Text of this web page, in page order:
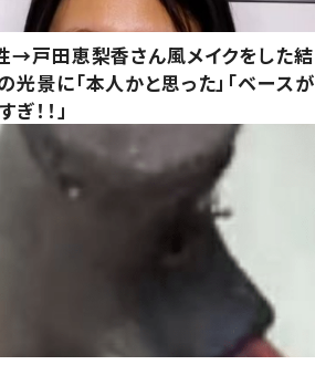
→戸田恵梨香さん風メイクをした結
景に「本人かと思った」「ベースが
！！」